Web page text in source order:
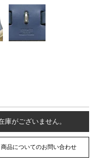
がございません。
商品についてのお問い合わせ